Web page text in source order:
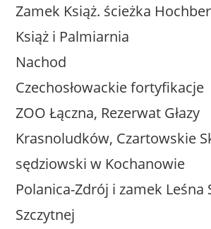
Zamek Książ. ścieżka
Książ i Palmiarnia
Nachod
Czechosłowackie fortyfikacje
ZOO Łączna, Rezerwat Głazy
Krasnoludków, Czartowskie
sędziowski w Kochanowie
Polanica-Zdrój i zamek Leśna
Szczytnej